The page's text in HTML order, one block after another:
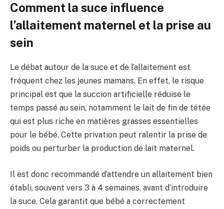
Comment la suce influence
l’allaitement maternel et la prise au
sein
Le débat autour de la suce et de l’allaitement est
fréquent chez les jeunes mamans. En effet, le risque
principal est que la succion artificielle réduise le
temps passé au sein, notamment le lait de fin de tétée
qui est plus riche en matières grasses essentielles
pour le bébé. Cette privation peut ralentir la prise de
poids ou perturber la production de lait maternel.
Il est donc recommandé d’attendre un allaitement bien
établi, souvent vers 3 à 4 semaines, avant d’introduire
la suce. Cela garantit que bébé a correctement